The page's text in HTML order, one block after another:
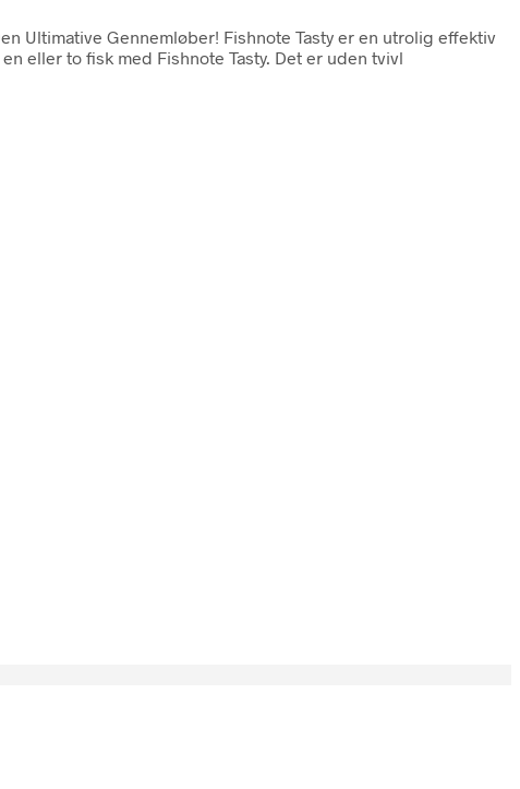
Ultimative Gennemløber! Fishnote Tasty er en utrolig effektiv
eller to fisk med Fishnote Tasty. Det er uden tvivl